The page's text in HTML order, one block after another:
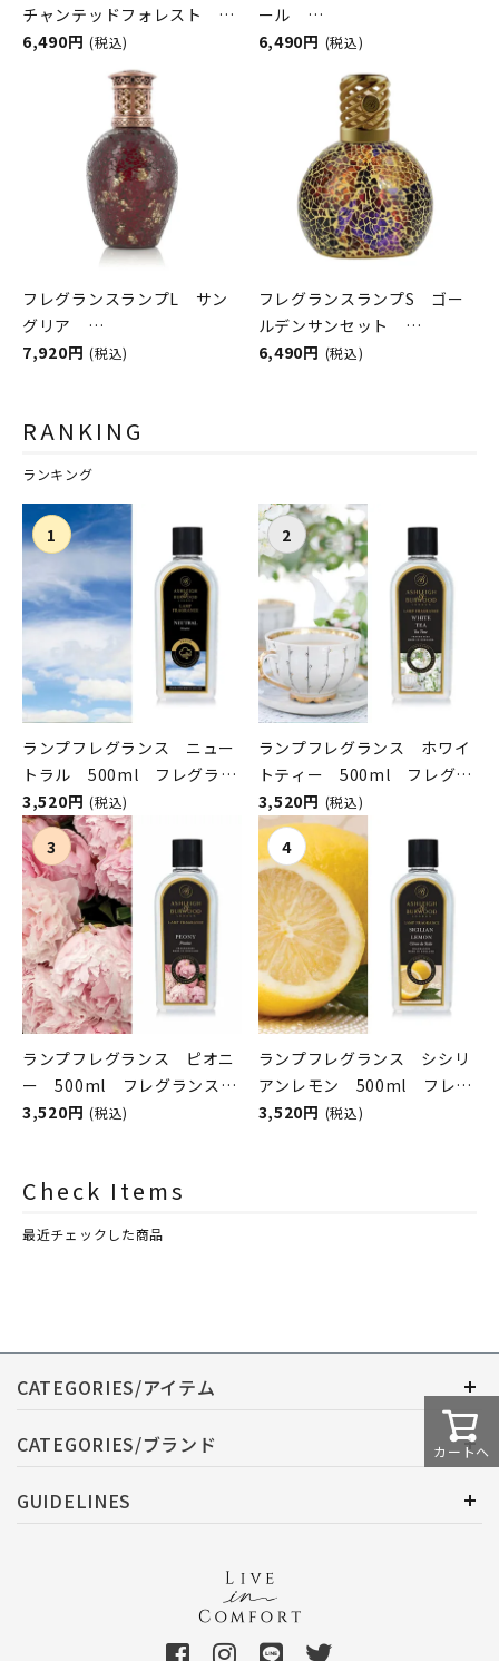
チャンテッドフォレスト
ASHLEIGH&BURWOOD（ア
シュレイアンドバーウッド）
6,490円 (税込)
ール
ASHLEIGH&BURWOOD（ア
6,490円 (税込)
フレグランスランプL サン
グリア
ASHLEIGH&BURWOOD（ア
7,920円 (税込)
フレグランスランプS ゴー
ルデンサンセット
ASHLEIGH&BURWOOD（ア
6,490円 (税込)
RANKING
ランキング
ランプフレグランス ニュー
トラル 500ml フレグラン
スランプ用オイル
ASHLEIGH&BURWOOD（ア
シュレイアンドバーウッド）
3,520円 (税込)
ランプフレグランス ホワイ
トティー 500ml フレグラ
ンスランプ用オイル
ASHLEIGH&BURWOOD（ア
シュレイアンドバーウッド）
3,520円 (税込)
ランプフレグランス ピオニ
ー 500ml フレグランスラ
ンプ用オイル
3,520円 (税込)
ランプフレグランス シシリ
アンレモン 500ml フレグ
ランスランプ用オイル
3,520円 (税込)
Check Items
最近チェックした商品
カートへ
CATEGORIES/アイテム
CATEGORIES/ブランド
GUIDELINES